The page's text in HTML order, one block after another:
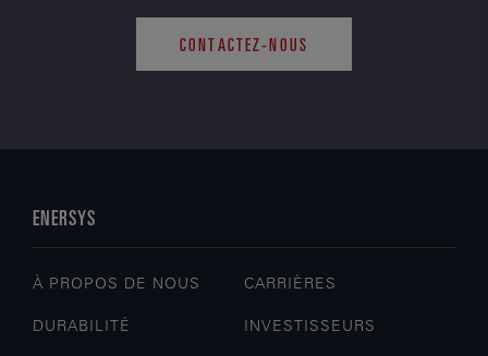
CONTACTEZ-NOUS
ENERSYS
À PROPOS DE NOUS CARRIÈRES
DURABILITÉ INVESTISSEURS